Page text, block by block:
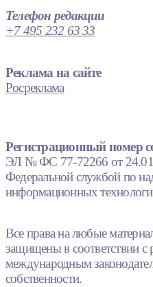
Телефон редакции
+7 495 232 63 33
Реклама на сайте
Росреклама
Регистрационный номер
ЭЛ № ФС 77-72266 от
Федеральной службой по
информационных
Все права на любые
защищены в соответствии с
международным
собственности.